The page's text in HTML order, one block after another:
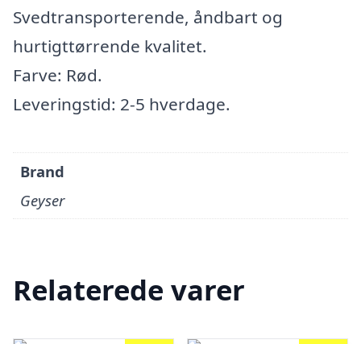
Svedtransporterende, åndbart og
hurtigttørrende kvalitet.
Farve: Rød.
Leveringstid: 2-5 hverdage.
Brand
Geyser
Relaterede varer